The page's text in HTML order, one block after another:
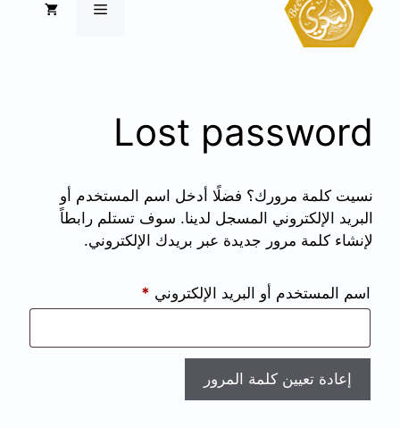
Lost password
نسيت كلمة مرورك؟ فضلًا أدخل اسم المستخدم أو
البريد الإلكتروني المسجل لدينا. سوف تستلم رابطاً
لإنشاء كلمة مرور جديدة عبر بريدك الإلكتروني.
اسم المستخدم أو البريد الإلكتروني *
إعادة تعيين كلمة المرور